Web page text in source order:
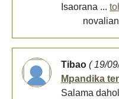
Isaorana ...
Tibao ( 19/
Mpandika
Salama